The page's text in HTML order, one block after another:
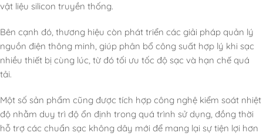
vật liệu silicon truyền thống.
Bên cạnh đó, thương hiệu còn phát triển các giải pháp quản lý
nguồn điện thông minh, giúp phân bổ công suất hợp lý khi sạc
nhiều thiết bị cùng lúc, từ đó tối ưu tốc độ sạc và hạn chế quá
tải.
Một số sản phẩm cũng được tích hợp công nghệ kiểm soát nhiệt
độ nhằm duy trì độ ổn định trong quá trình sử dụng, đồng thời
hỗ trợ các chuẩn sạc không dây mới để mang lại sự tiện lợi hơn